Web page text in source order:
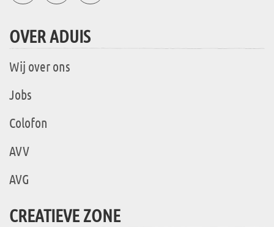
OVER ADUIS
Wij over ons
Jobs
Colofon
AVV
AVG
CREATIEVE ZONE